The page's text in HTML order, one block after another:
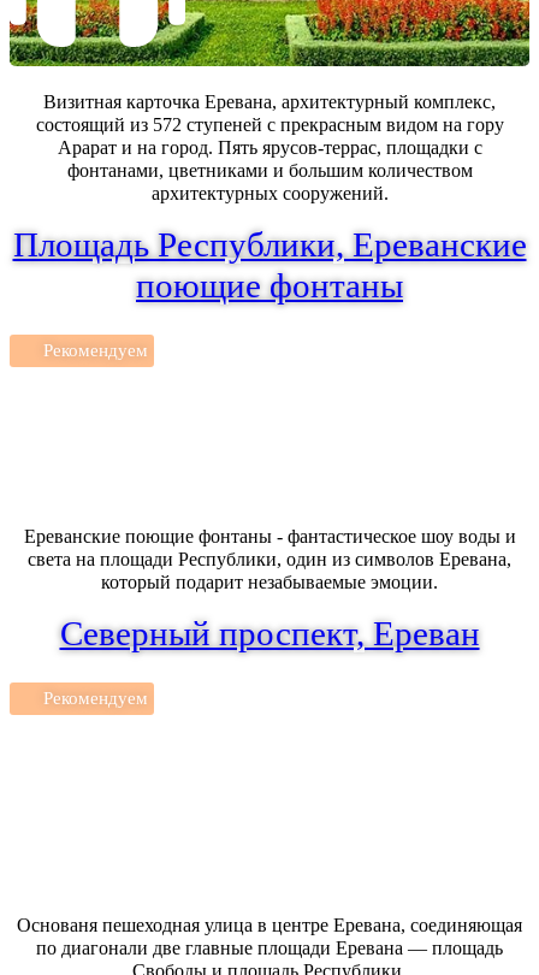
Визитная карточка Еревана, архитектурный комплекс,
состоящий из 572 ступеней с прекрасным видом на гору
Арарат и на город. Пять ярусов-террас, площадки с
фонтанами, цветниками и большим количеством
архитектурных сооружений.
Площадь Республики, Ереванские
поющие фонтаны
Рекомендуем
Ереванские поющие фонтаны - фантастическое шоу воды и
света на площади Республики, один из символов Еревана,
который подарит незабываемые эмоции.
Северный проспект, Ереван
Рекомендуем
Основаня пешеходная улица в центре Еревана, соединяющая
по диагонали две главные площади Еревана — площадь
Свободы и площадь Республики.